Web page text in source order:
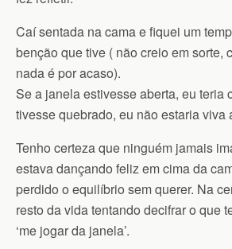
Caí sentada na cama e fiquei um
benção que tive ( não creio em sorte,
nada é por acaso).
Se a janela estivesse aberta, eu teria
tivesse quebrado, eu não estaria viva
Tenho certeza que ninguém jamais
estava dançando feliz em cima da
perdido o equilíbrio sem querer. Na
resto da vida tentando decifrar o que
‘me jogar da janela’.